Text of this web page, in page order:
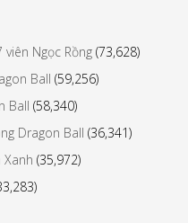
Ngọc Rồng (73,628)
Ball (59,256)
Ball (58,340)
Dragon Ball (36,341)
Xanh (35,972)